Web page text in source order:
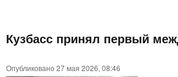
Кузбасс принял первый
Опубликовано 27 мая 2026, 08:46